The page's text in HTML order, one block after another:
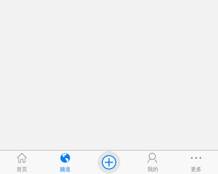
首页 频道 我的 更多